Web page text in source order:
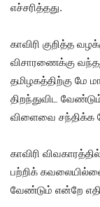
எச்சரித்தது.
காவிரி குறித்த
விசாரணைக்கு
தமிழகத்திற்கு மே
திறந்துவிட
விளைவை சந்திக்க
காவிரி
பற்றிக்
வேண்டும் என்றே